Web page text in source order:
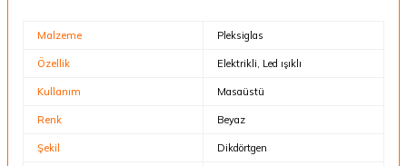
Malzeme Pleksiglas
Özellik Elektrikli, Led ışıklı
Kullanım Masaüstü
Renk Beyaz
Şekil Dikdörtgen